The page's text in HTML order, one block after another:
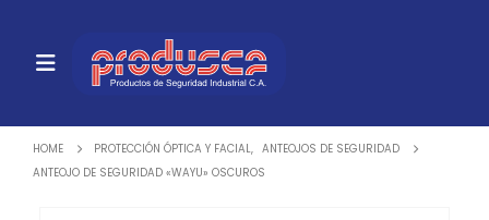
HOME PROTECCIÓN ÓPTICA Y FACIAL
ANTEOJOS DE SEGURIDAD
ANTEOJO DE SEGURIDAD «WAYU» OSCUROS